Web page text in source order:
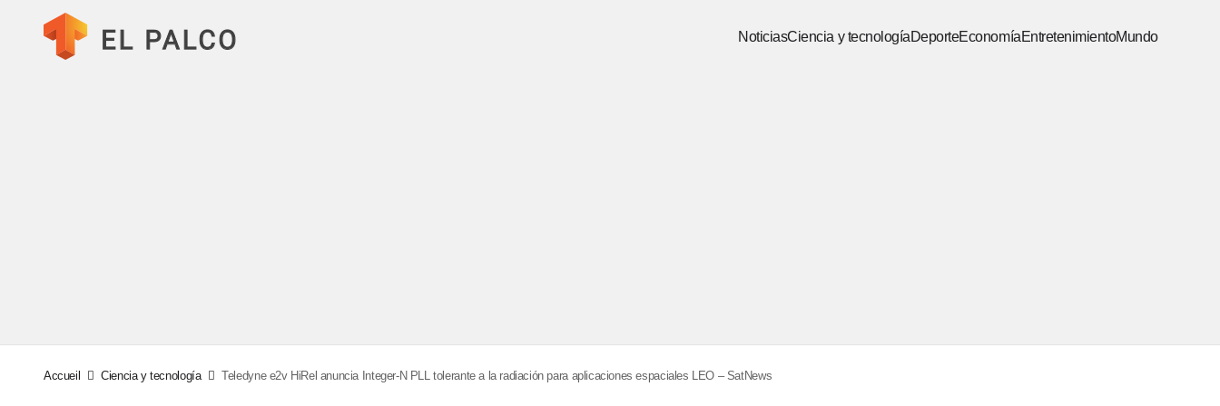
NoticiasCiencia y tecnologíaDeporteEconomíaEntretenimientoMundo
Accueil Ciencia y tecnología Teledyne e2v HiRel anuncia Integer-N PLL tolerante a la radiación para aplicaciones espaciales LEO – SatNews